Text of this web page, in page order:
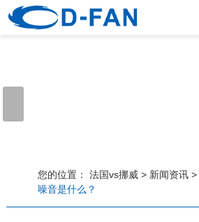
法国vs挪威
应用案例
工程案例
解决方案
新闻资讯
您的位置： 法国vs挪威> 新闻资讯>
噪音是什么？